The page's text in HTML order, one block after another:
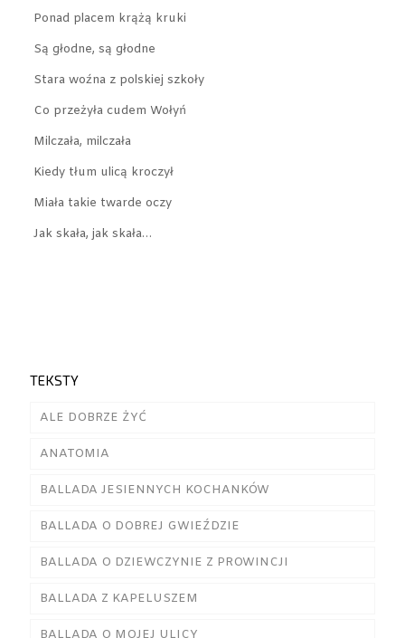
Ponad placem krążą kruki
Są głodne, są głodne
Stara woźna z polskiej szkoły
Co przeżyła cudem Wołyń
Milczała, milczała
Kiedy tłum ulicą kroczył
Miała takie twarde oczy
Jak skała, jak skała…
TEKSTY
ALE DOBRZE ŻYĆ
ANATOMIA
BALLADA JESIENNYCH KOCHANKÓW
BALLADA O DOBREJ GWIEŹDZIE
BALLADA O DZIEWCZYNIE Z PROWINCJI
BALLADA Z KAPELUSZEM
BALLADA O MOJEJ ULICY